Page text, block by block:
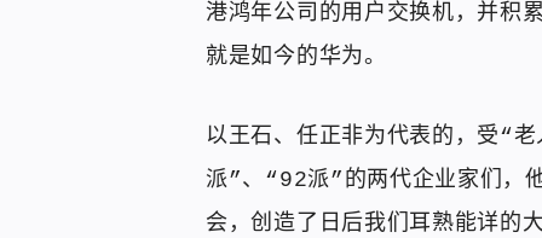
港鸿年公司的用户交换机，并积
就是如今的华为。
以王石、任正非为代表的，受“
派”、“92派”的两代企业家们，
会，创造了日后我们耳熟能详的